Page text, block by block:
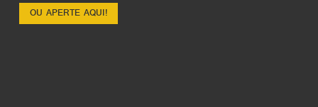
OU APERTE AQUI!